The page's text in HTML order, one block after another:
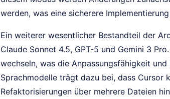
werden, was eine sicherere
Ein weiterer wesentlicher Bestandteil der
Claude Sonnet 4.5, GPT-5 und Gemini 3
wechseln, was die Anpassungsfähigkeit
Sprachmodelle trägt dazu bei, dass Cursor
Refaktorisierungen über mehrere Dateien